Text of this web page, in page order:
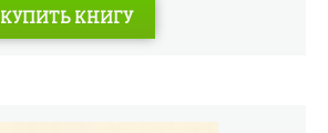
КУПИТЬ КНИГУ